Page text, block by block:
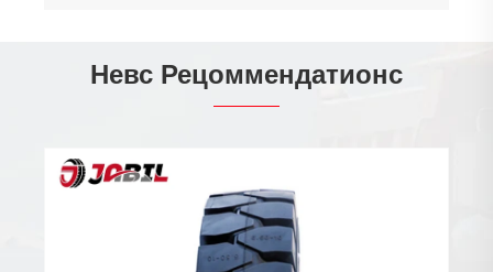
Невс Рецоммендатионс